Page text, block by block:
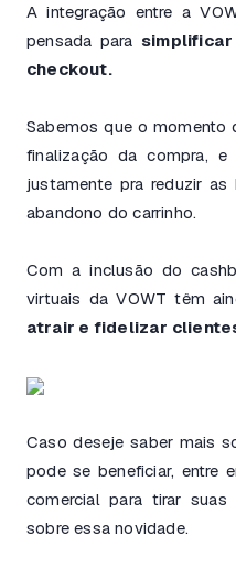
A integração entre a
pensada para
checkout.
Sabemos que o momento
finalização da compra,
justamente pra reduzir
abandono do carrinho.
Com a inclusão do
virtuais da VOWT têm
atrair e fidelizar
Caso deseje saber mais
pode se beneficiar, entre
comercial para tirar
sobre essa novidade.